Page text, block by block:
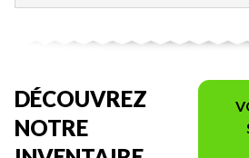
DÉCOUVREZ
NOTRE